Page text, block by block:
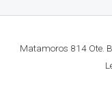
Matamoros 814 Ote.